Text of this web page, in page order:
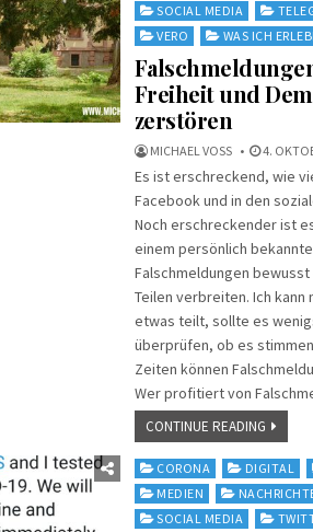
SOCIAL MEDIA
VERO
WAS ICH
Freiheit und
zerstören
MICHAEL VOSS 4.
Es ist erschreckend, wie
Facebook und in den
Noch erschreckender ist
einem persönlich
Falschmeldungen
Teilen verbreiten. Ich kann
etwas teilt, sollte es
überprüfen, ob es
Zeiten können
Wer profitiert von
CONTINUE READING
Posted
in
CORONA DIGITAL
MEDIEN
SOCIAL MEDIA